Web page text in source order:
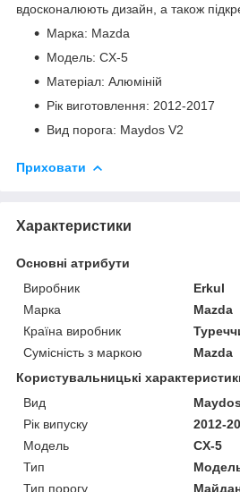
вдосконалюють дизайн, а також
Марка: Mazda
Модель: CX-5
Матеріал: Алюміній
Рік виготовлення: 2012-2017
Вид порога: Maydos V2
Приховати
Характеристики
Основні атрибути
Виробник
Erkul
Марка
Mazda
Країна виробник
Сумісність з маркою
Mazda
Користувальницькі
Вид
Рік випуску
2012-
Мoдель
CX-5
Тип
Тип порогу